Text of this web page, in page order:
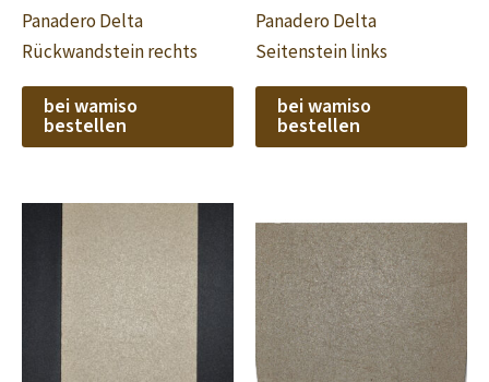
Panadero Delta
Rückwandstein rechts
bei wamiso
bestellen
Panadero Delta
Seitenstein links
bei wamiso
bestellen